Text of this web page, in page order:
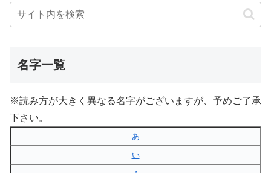
名字一覧
※読み方が大きく異なる名字がございますが、予めご了承
下さい。
あ
い